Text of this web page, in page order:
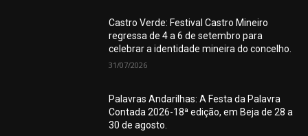
Castro Verde: Festival Castro Mineiro
regressa de 4 a 6 de setembro para
celebrar a identidade mineira do concelho.
31/07/2026
Palavras Andarilhas: A Festa da Palavra
Contada 2026-18ª edição, em Beja de 28 a
30 de agosto.